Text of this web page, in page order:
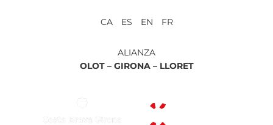
CA ES EN FR
ALIANZA
OLOT – GIRONA – LLORET